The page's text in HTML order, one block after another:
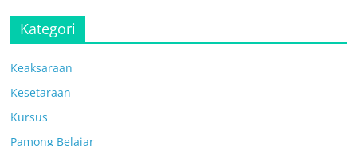
Kategori
Keaksaraan
Kesetaraan
Kursus
Pamong Belajar